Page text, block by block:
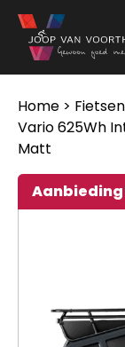
Ga naar de inhoud
Home > Fietsen
Vario 625Wh
Matt